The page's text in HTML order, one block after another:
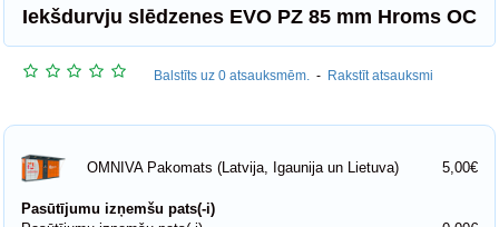
Iekšdurvju slēdzenes EVO PZ 85 mm Hroms OC
Balstīts uz 0 atsauksmēm. - Rakstīt atsauksmi
OMNIVA Pakomats (Latvija, Igaunija un Lietuva) 5,00€
Pasūtījumu izņemšu pats(-i)